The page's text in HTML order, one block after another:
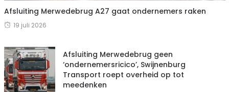
Afsluiting Merwedebrug A27 gaat ondernemers raken
19 juli 2026
Afsluiting Merwedebrug geen
‘ondernemersricico’, Swijnenburg
Transport roept overheid op tot
meedenken